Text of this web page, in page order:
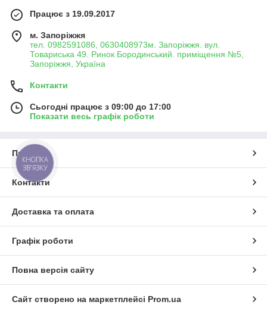
Працює з 19.09.2017
м. Запоріжжя
тел. 0982591086, 0630408973м. Запоріжжя. вул.
Товариська 49. Ринок Бородинський. приміщення №5,
Запоріжжя, Україна
Контакти
Сьогодні працює з 09:00 до 17:00
Показати весь графік роботи
Про нас
Контакти
Доставка та оплата
Графік роботи
Повна версія сайту
Сайт створено на маркетплейсі Prom.ua
КНОПКА
ЗВ'ЯЗКУ